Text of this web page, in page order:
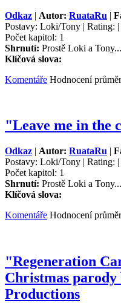
Odkaz | Autor: RuataRu |
Postavy: Loki/Tony | Rating:
Počet kapitol: 1
Shrnutí: Prostě Loki a Tony...
Klíčová slova:
Komentáře Hodnocení
"Leave me in the
Odkaz | Autor: RuataRu |
Postavy: Loki/Tony | Rating:
Počet kapitol: 1
Shrnutí: Prostě Loki a Tony...
Klíčová slova:
Komentáře Hodnocení
"Regeneration
Christmas
Productions